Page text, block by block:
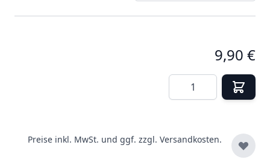
9,90 €
Menge
Preise inkl. MwSt. und ggf. zzgl. Versandkosten.